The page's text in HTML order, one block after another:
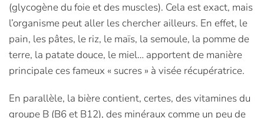
(glycogène du foie et des muscles). Cela est exact, mais
l’organisme peut aller les chercher ailleurs. En effet, le
pain, les pâtes, le riz, le maïs, la semoule, la pomme de
terre, la patate douce, le miel… apportent de manière
principale ces fameux « sucres » à visée récupératrice.
En parallèle, la bière contient, certes, des vitamines du
groupe B (B6 et B12), des minéraux comme un peu de